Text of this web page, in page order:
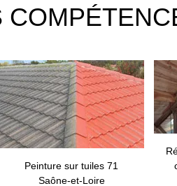
Peinture sur tuiles 71
Saône-et-Loire